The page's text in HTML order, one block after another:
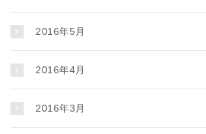
2016年5月
2016年4月
2016年3月